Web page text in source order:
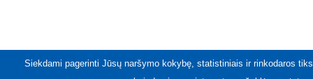
Siekdami pagerinti Jūsų naršymo kokybę, statistiniais ir rinkodaros